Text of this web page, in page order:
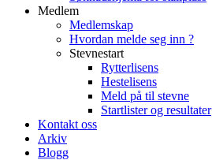
Medlem
Medlemskap
Hvordan melde seg inn ?
Stevnestart
Rytterlisens
Hestelisens
Meld på til stevne
Startlister og resultater
Kontakt oss
Arkiv
Blogg